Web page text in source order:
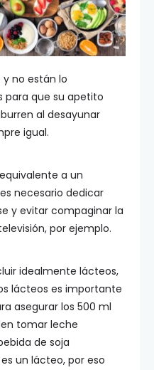
no están lo
que su apetito
al desayunar
igual.
a un
necesario dedicar
y evitar compaginar la
por ejemplo.
idealmente lácteos,
lácteos es importante
asegurar los 500 ml
tomar leche
de soja
un lácteo, por eso